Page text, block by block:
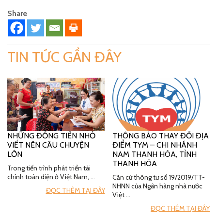
Share
TIN TỨC GẦN ĐÂY
NHỮNG ĐỒNG TIỀN NHỎ
VIẾT NÊN CÂU CHUYỆN
LỚN
Trong tiến trình phát triển tài
chính toàn diện ở Việt Nam, …
ĐỌC THÊM TẠI ĐÂY
THÔNG BÁO THAY ĐỔI ĐỊA
ĐIỂM TYM – CHI NHÁNH
NAM THANH HÓA, TỈNH
THANH HÓA
Căn cứ thông tư số 19/2019/TT-
NHNN của Ngân hàng nhà nước
Việt …
ĐỌC THÊM TẠI ĐÂY